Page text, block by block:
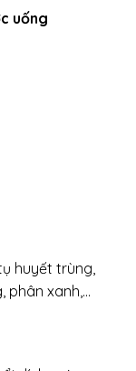
uống
tụ huyết trùng,
phân xanh,…